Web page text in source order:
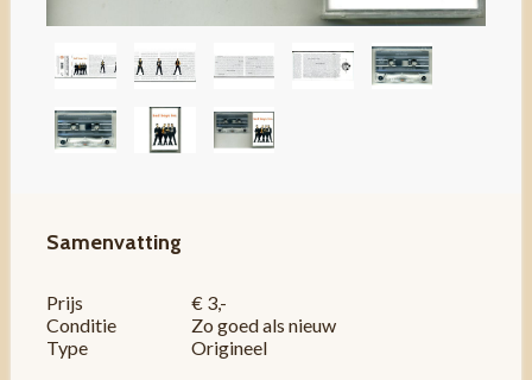
Samenvatting
Prijs
€ 3,-
Conditie
Zo goed als nieuw
Type
Origineel